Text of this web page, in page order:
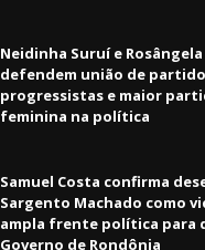
Neidinha Suruí e
defendem união de
progressistas e maior
feminina na política
Samuel Costa confirma
Sargento Machado como
ampla frente política para
Governo de Rondônia